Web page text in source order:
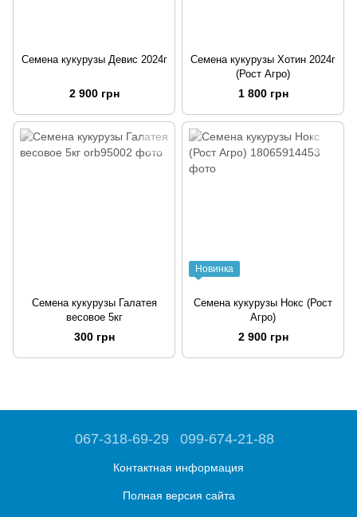
Семена кукурузы Девис 2024г
2 900 грн
Семена кукурузы Хотин 2024г
(Рост Агро)
1 800 грн
Семена кукурузы Галатея
весовое 5кг
300 грн
Новинка
Семена кукурузы Нокс (Рост
Агро)
2 900 грн
067-318-69-29 099-674-21-88
Контактная информация
Полная версия сайта